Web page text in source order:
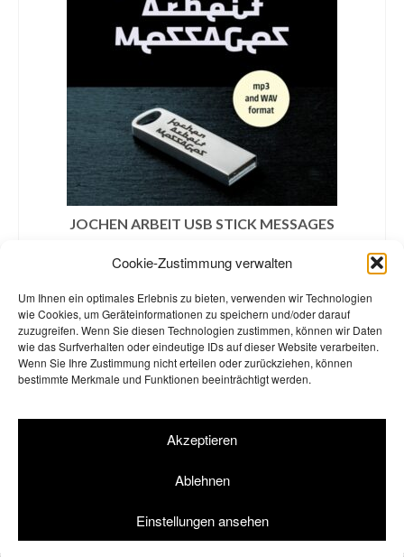
Cookie-Zustimmung verwalten
Um Ihnen ein optimales Erlebnis zu bieten, verwenden wir Technologien
wie Cookies, um Geräteinformationen zu speichern und/oder darauf
zuzugreifen. Wenn Sie diesen Technologien zustimmen, können wir Daten
wie das Surfverhalten oder eindeutige IDs auf dieser Website verarbeiten.
Wenn Sie Ihre Zustimmung nicht erteilen oder zurückziehen, können
bestimmte Merkmale und Funktionen beeinträchtigt werden.
Akzeptieren
Ablehnen
Einstellungen ansehen
JOCHEN ARBEIT USB STICK MESSAGES
€
IN DEN WARENKORB
© 2026 Einstürzende Neubauten Merchandise GbR | Shop by
VERTRAG WIDERRUFEN